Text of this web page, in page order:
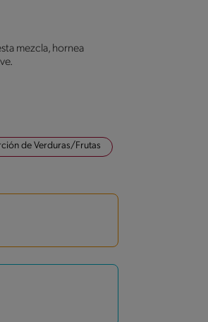
mezcla, hornea
de Verduras/Frutas